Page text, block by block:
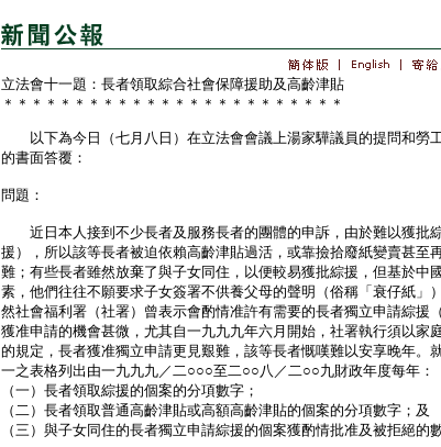
立法會十一題：長者領取綜合社會保障援助及高齡津貼
＊＊＊＊＊＊＊＊＊＊＊＊＊＊＊＊＊＊＊＊＊＊＊＊
以下為今日（七月八日）在立法會會議上湯家驊議員的提問和勞
的書面答覆：
問題：
近日本人接到不少長者及服務長者的團體的申訴，由於難以獲批
援），所以該等長者被迫依賴高齡津貼過活，或靠撿拾廢紙變賣甚至
難；有些長者雖然放棄了與子女同住，以便較易獲批綜援，但基於中
素，他們往往不願要求子女簽署不供養父母的聲明（俗稱「衰仔紙」
然社會福利署（社署）曾表示會酌情准許有需要的長者獨立申請綜援
獲准申請的機會甚微，尤其自一九九九年六月開始，社署執行須以家
的規定，長者獲准獨立申請更見艱難，該等長者慨嘆難以安享晚年。
一之表格列出由一九九九／二○○○至二○○八／二○○九財政年度每年：
（一）長者領取綜援的個案的分項數字；
（二）長者領取普通高齡津貼或高額高齡津貼的個案的分項數字；及
（三）與子女同住的長者獨立申請綜援的個案獲酌情批准及被拒絕的